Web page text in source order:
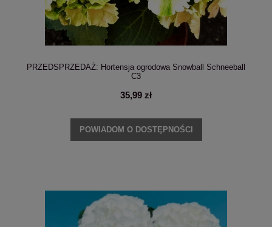
PRZEDSPRZEDAŻ: Hortensja ogrodowa Snowball Schneeball
C3
35,99 zł
POWIADOM O DOSTĘPNOŚCI